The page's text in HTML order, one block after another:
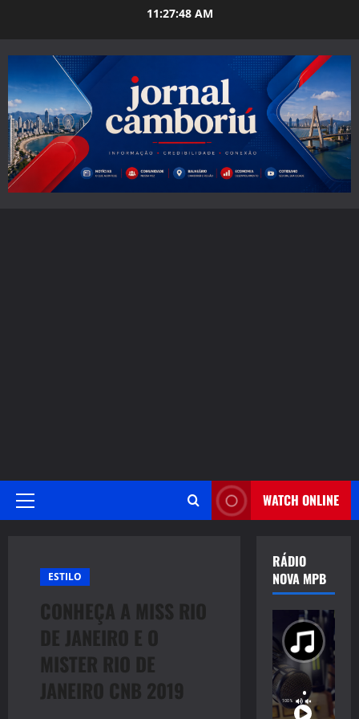
11:27:49 AM
Primary
WATCH ONLINE
ESTILO
CONHEÇA A MISS RIO
DE JANEIRO E O
MISTER RIO DE
JANEIRO CNB 2019
RÁDIO
NOVA MPB